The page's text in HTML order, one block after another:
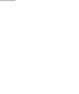
Doprava & Platba